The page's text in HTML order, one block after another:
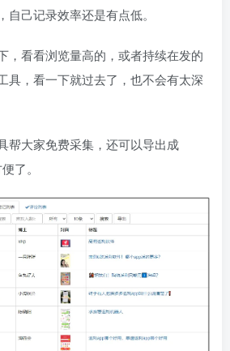
己记录效率还是有点低。
，看看浏览量高的，或者持续在发的
具，看一下就过去了，也不会有太深
帮大家免费采集，还可以导出成
了。